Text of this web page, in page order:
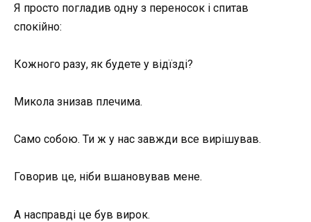
Я просто погладив одну з переносок і спитав
спокійно:
Кожного разу, як будете у відїзді?
Микола знизав плечима.
Само собою. Ти ж у нас завжди все вирішував.
Говорив це, ніби вшановував мене.
А насправді це був вирок.